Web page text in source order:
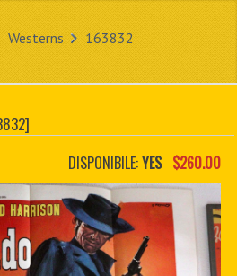
IL MIO CONTO
CONTATTO
CUSTOM PDF
Westerns 163832
DISPONIBILE:YES $260.00